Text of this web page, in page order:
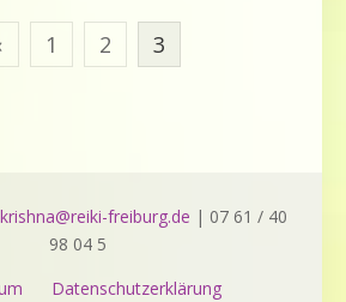
1 2 3
krishna@reiki-freiburg.de | 07 61 / 40
98 04 5
Datenschutzerklärung